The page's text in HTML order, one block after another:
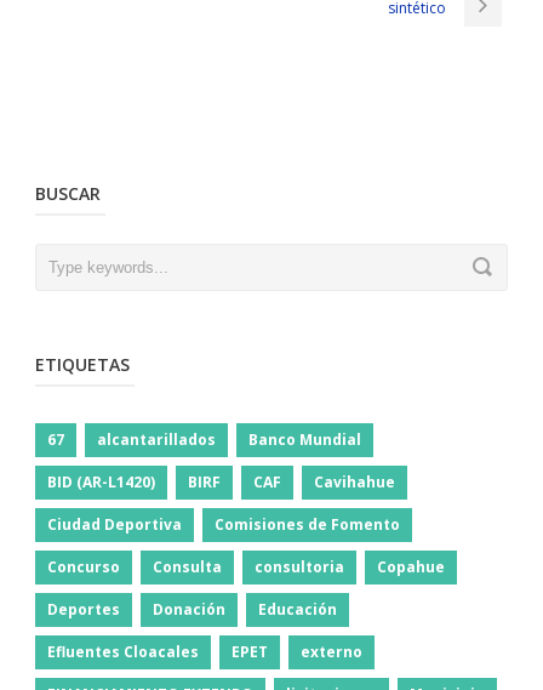
sintético
BUSCAR
ETIQUETAS
67 alcantarillados Banco Mundial
BID (AR-L1420) BIRF CAF Cavihahue
Ciudad Deportiva Comisiones de Fomento
Concurso Consulta consultoria Copahue
Deportes Donación Educación
Efluentes Cloacales EPET externo